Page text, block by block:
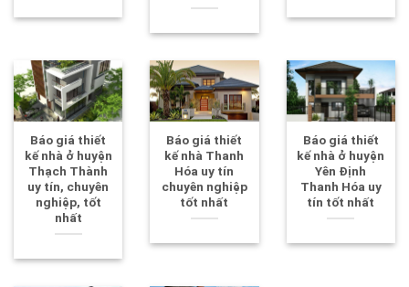
Báo giá thiết
kế nhà ở huyện
Thạch Thành
uy tín, chuyên
nghiệp, tốt
nhất
Báo giá thiết
kế nhà Thanh
Hóa uy tín
chuyên nghiệp
tốt nhất
Báo giá thiết
kế nhà ở huyện
Yên Định
Thanh Hóa uy
tín tốt nhất